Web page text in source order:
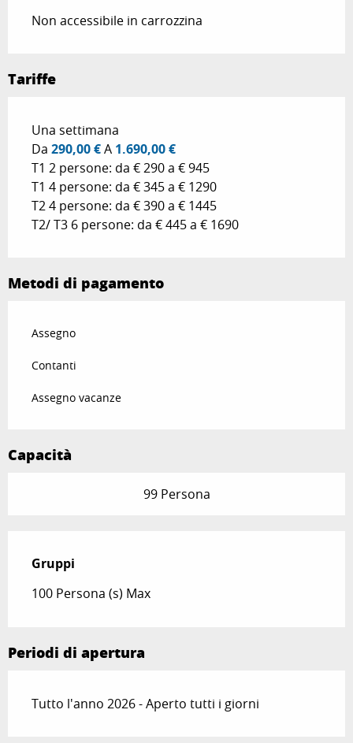
Non accessibile in carrozzina
Tariffe
Tariffe 2026
Una settimana
Da 290,00 €A 1.690,00 €
T1 2 persone: da € 290 a € 945
T1 4 persone: da € 345 a € 1290
T2 4 persone: da € 390 a € 1445
T2/ T3 6 persone: da € 445 a € 1690
Metodi di pagamento
Assegno
Contanti
Assegno vacanze
Capacità
99 Persona
Gruppi
Gruppi
100 Persona (s) Max
Periodi di apertura
Tutto l'anno 2026 - Aperto tutti i giorni